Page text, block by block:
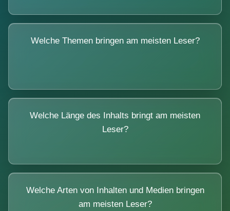
Welche Themen bringen am meisten Leser?
Welche Länge des Inhalts bringt am meisten
Leser?
Welche Arten von Inhalten und Medien bringen
am meisten Leser?